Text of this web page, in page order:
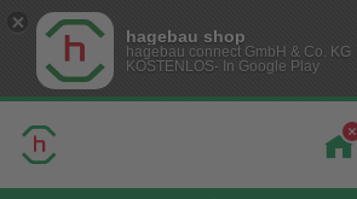
hagebau shop
hagebau connect GmbH & Co. KG
KOSTENLOS- In Google Play